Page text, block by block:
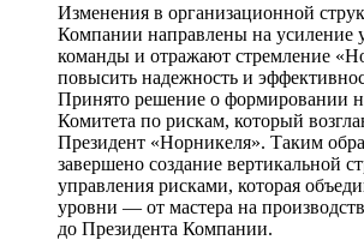
Изменения в организационной
Компании направлены на усиление
команды и отражают стремление
повысить надежность и
Принято решение о формировании
Комитета по рискам, который
Президент «Норникеля». Таким
завершено создание вертикальной
управления рисками, которая
уровни — от мастера на
до Президента Компании.